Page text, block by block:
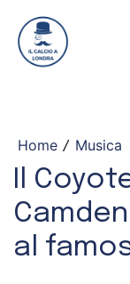
Home / Musica
Il
al